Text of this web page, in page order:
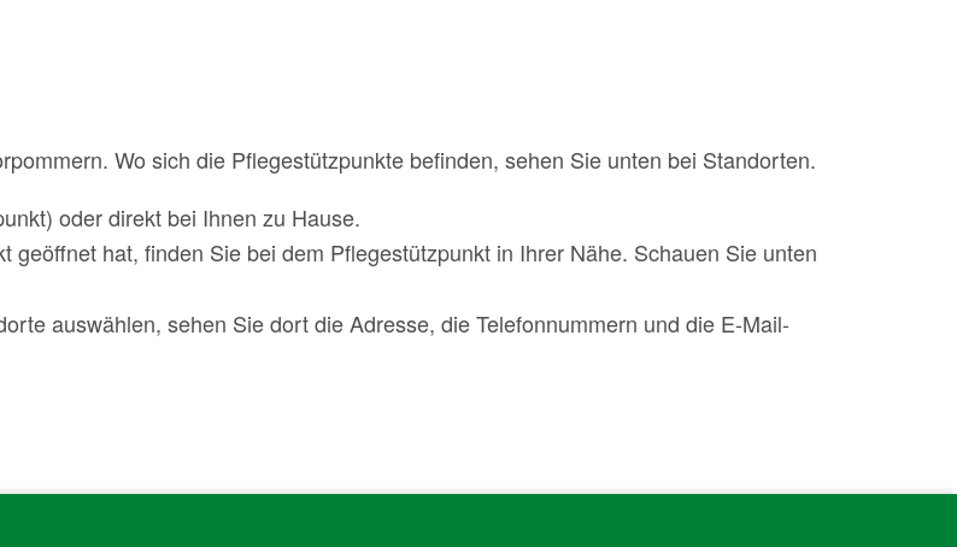
Wo sich die Pflegestützpunkte befinden, sehen Sie unten bei Standorten.
oder direkt bei Ihnen zu Hause.
geöffnet hat, finden Sie bei dem Pflegestützpunkt in Ihrer Nähe. Schauen Sie unten
auswählen, sehen Sie dort die Adresse, die Telefonnummern und die E-Mail-